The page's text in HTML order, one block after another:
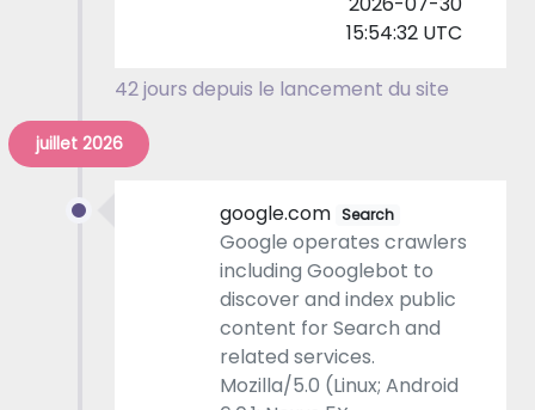
15:54:32 UTC
42 jours depuis le lancement du site
juillet 2026
google.com Search
Google operates crawlers
including Googlebot to
discover and index public
content for Search and
related services.
Mozilla/5.0 (Linux; Android